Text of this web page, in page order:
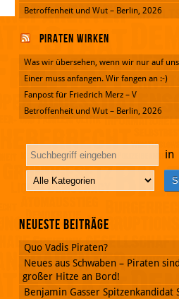
Betroffenheit und Wut – Berlin, 2026
Piraten wirken
Was wir übersehen, wenn wir nur auf
Einer muss anfangen. Wir fangen an :-)
Fanpost für Friedrich Merz – V
Betroffenheit und Wut – Berlin, 2026
in
Neueste Beiträge
Quo Vadis Piraten?
Neues aus Schwaben – Piraten
großer Hitze an Bord!
Benjamin Gasser Spitzenkandidat